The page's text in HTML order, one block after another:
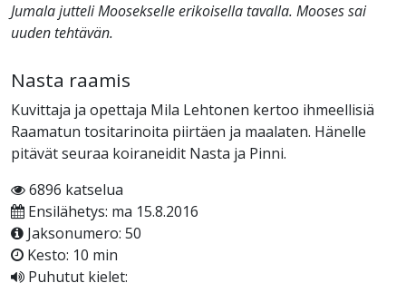
Jumala jutteli Moosekselle erikoisella tavalla. Mooses sai
uuden tehtävän.
Nasta raamis
Kuvittaja ja opettaja Mila Lehtonen kertoo ihmeellisiä
Raamatun tositarinoita piirtäen ja maalaten. Hänelle
pitävät seuraa koiraneidit Nasta ja Pinni.
6896 katselua
Ensilähetys: ma 15.8.2016
Jaksonumero: 50
Kesto: 10 min
Puhutut kielet: